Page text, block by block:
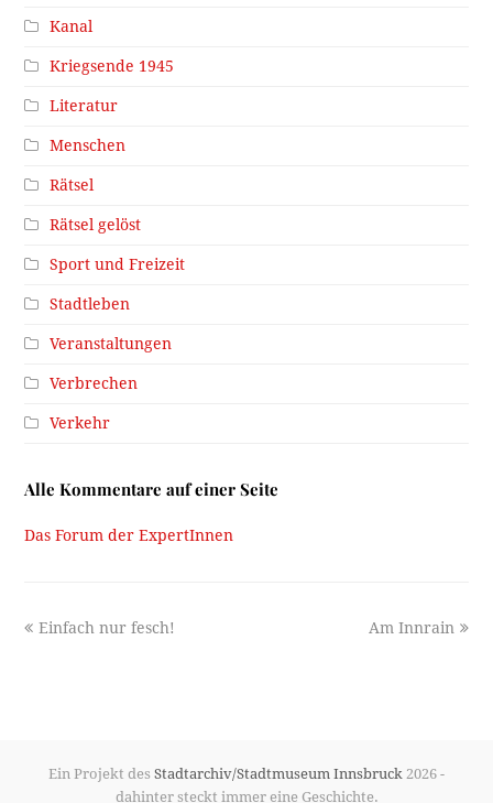
Kanal
Kriegsende 1945
Literatur
Menschen
Rätsel
Rätsel gelöst
Sport und Freizeit
Stadtleben
Veranstaltungen
Verbrechen
Verkehr
Alle Kommentare auf einer Seite
Das Forum der ExpertInnen
previous
Einfach nur fesch!
next
Am Innrain
Ein Projekt des Stadtarchiv/Stadtmuseum Innsbruck 2026 -
dahinter steckt immer eine Geschichte.